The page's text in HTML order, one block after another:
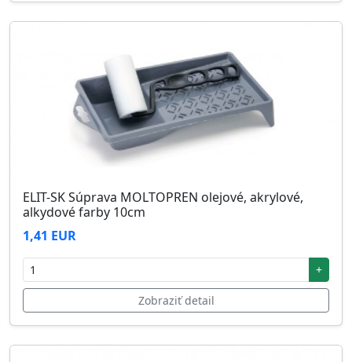
ELIT-SK Súprava MOLTOPREN olejové, akrylové,
alkydové farby 10cm
1,41 EUR
+
Zobraziť detail